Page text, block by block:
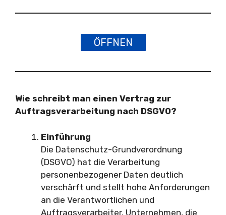
ÖFFNEN
Wie schreibt man einen Vertrag zur
Auftragsverarbeitung nach DSGVO?
Einführung
Die Datenschutz-Grundverordnung
(DSGVO) hat die Verarbeitung
personenbezogener Daten deutlich
verschärft und stellt hohe Anforderungen
an die Verantwortlichen und
Auftragsverarbeiter. Unternehmen, die